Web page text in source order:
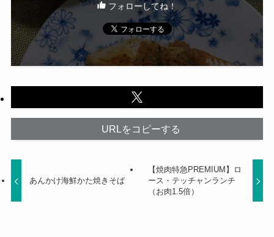
フォローしてね！
URLをコピーする
あんかけ海鮮かた焼きそば
【焼肉特急PREMIUM】ロ
ース・テッチャンランチ
（お肉1.5倍）